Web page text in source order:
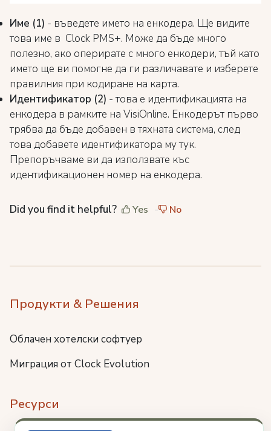
Име (1) - въведете името на енкодера. Ще видите
това име в Clock PMS+. Може да бъде много
полезно, ако оперирате с много енкодери, тъй като
името ще ви помогне да ги различавате и изберете
правилния при кодиране на карта.
Идентификатор (2) - това е идентификацията на
енкодера в рамките на VisiOnline. Енкодерът първо
трябва да бъде добавен в тяхната система, след
това добавете идентификатора му тук.
Препоръчваме ви да използвате къс
идентификационен номер на енкодера.
Did you find it helpful? Yes No
Продукти & Решения
Облачен хотелски софтуер
Миграция от Clock Evolution
Ресурси